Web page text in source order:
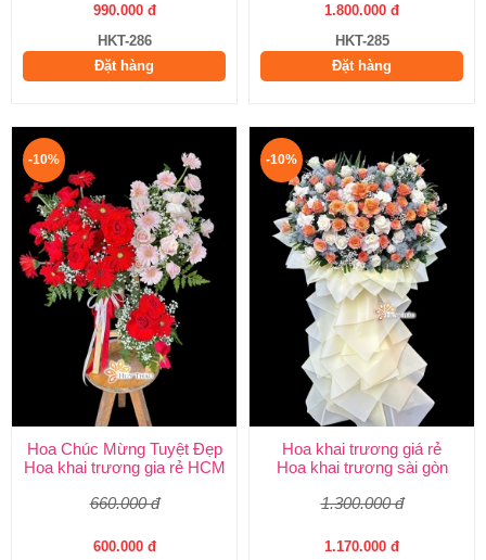
990.000 đ
HKT-286
Đặt hàng
1.800.000 đ
HKT-285
Đặt hàng
-10%
Hoa Chúc Mừng Tuyệt Đẹp
Hoa khai trương gia rẻ HCM
660.000 đ
600.000 đ
-10%
Hoa khai trương giá rẻ
Hoa khai trương sài gòn
1.300.000 đ
1.170.000 đ